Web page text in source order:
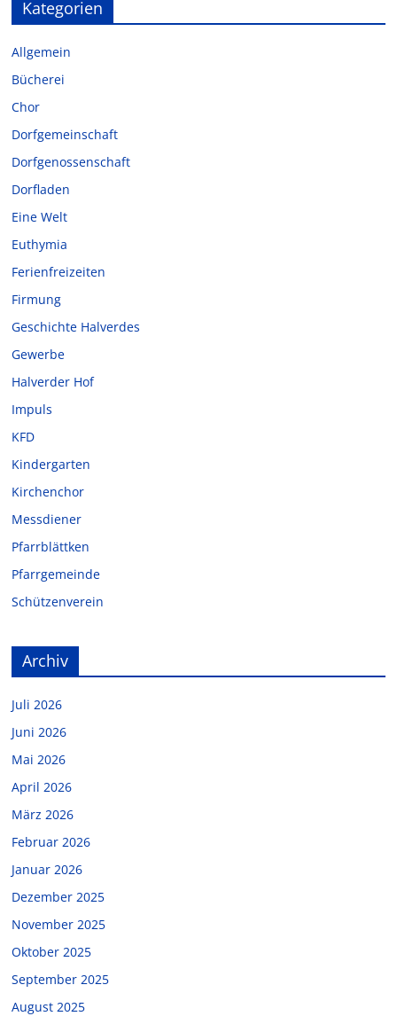
Kategorien
Allgemein
Bücherei
Chor
Dorfgemeinschaft
Dorfgenossenschaft
Dorfladen
Eine Welt
Euthymia
Ferienfreizeiten
Firmung
Geschichte Halverdes
Gewerbe
Halverder Hof
Impuls
KFD
Kindergarten
Kirchenchor
Messdiener
Pfarrblättken
Pfarrgemeinde
Schützenverein
Archiv
Juli 2026
Juni 2026
Mai 2026
April 2026
März 2026
Februar 2026
Januar 2026
Dezember 2025
November 2025
Oktober 2025
September 2025
August 2025